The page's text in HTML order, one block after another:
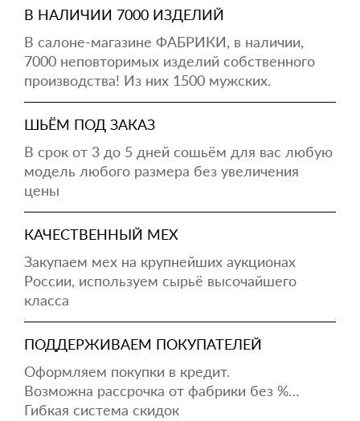
В НАЛИЧИИ 7000 ИЗДЕЛИЙ
В салоне-магазине ФАБРИКИ, в наличии,
7000 неповторимых изделий собственного
производства! Из них 1500 мужских.
ШЬЁМ ПОД ЗАКАЗ
В срок от 3 до 5 дней сошьём для вас любую
модель любого размера без увеличения
цены
КАЧЕСТВЕННЫЙ МЕХ
Закупаем мех на крупнейших аукционах
России, используем сырьё высочайшего
класса
ПОДДЕРЖИВАЕМ ПОКУПАТЕЛЕЙ
Оформляем покупки в кредит.
Возможна рассрочка от фабрики без %…
Гибкая система скидок